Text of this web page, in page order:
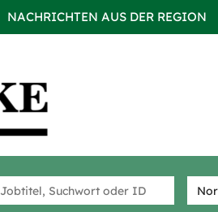
NACHRICHTEN AUS DER REGION